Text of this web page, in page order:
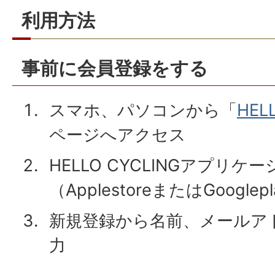
利用方法
事前に会員登録をする
スマホ、パソコンから「
ページへアクセス
HELLO CYCLINGアプリケ
（Applestoreまたは
新規登録から名前、メール
力